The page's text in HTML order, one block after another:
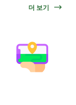
더 보기